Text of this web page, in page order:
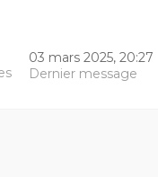
03 mars 2025, 20:27
Dernier message